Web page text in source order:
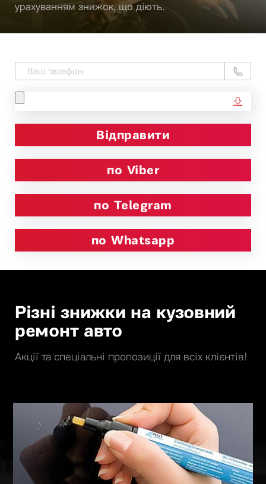
урахуванням знижок, що діють.
по Viber
по Telegram
по Whatsapp
Різні знижки на кузовний
ремонт авто
Акції та спеціальні пропозиції для всіх клієнтів!